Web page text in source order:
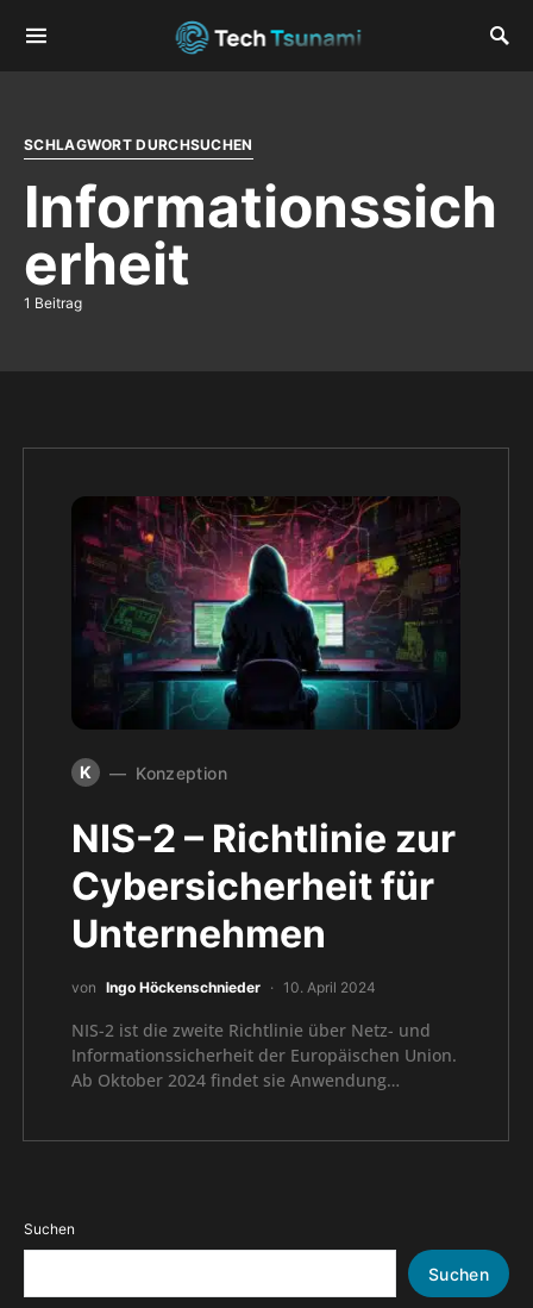
SCHLAGWORT DURCHSUCHEN
Informationssich
erheit
1 Beitrag
K Konzeption
NIS-2 – Richtlinie zur
Cybersicherheit für
Unternehmen
von Ingo Höckenschnieder 10. April 2024
NIS-2 ist die zweite Richtlinie über Netz- und
Informationssicherheit der Europäischen Union.
Ab Oktober 2024 findet sie Anwendung…
Suchen
Suchen